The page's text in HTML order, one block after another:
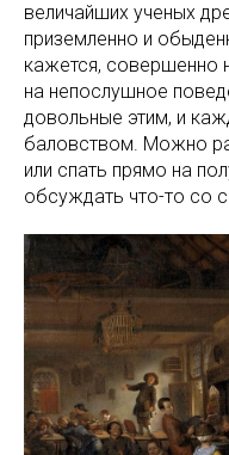
величайших ученых
приземленно и
кажется, совершенно
на непослушное
довольные этим, и
баловством. Можно
или спать прямо на
обсуждать что-то со